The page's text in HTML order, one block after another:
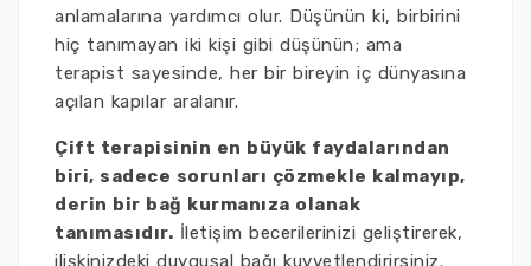
anlamalarına yardımcı olur. Düşünün ki, birbirini
hiç tanımayan iki kişi gibi düşünün; ama
terapist sayesinde, her bir bireyin iç dünyasına
açılan kapılar aralanır.
Çift terapisinin en büyük faydalarından
biri, sadece sorunları çözmekle kalmayıp,
derin bir bağ kurmanıza olanak
tanımasıdır. İletişim becerilerinizi geliştirerek,
ilişkinizdeki duygusal bağı kuvvetlendirirsiniz.